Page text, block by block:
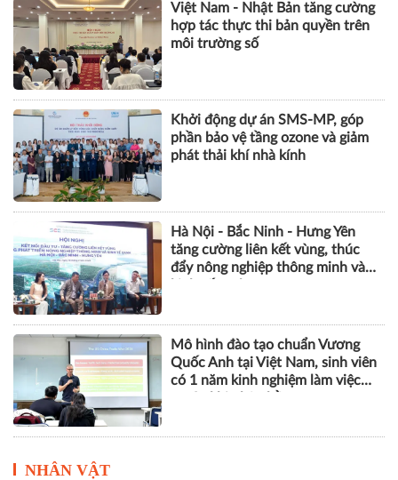
Việt Nam - Nhật Bản tăng cường
hợp tác thực thi bản quyền trên
môi trường số
Khởi động dự án SMS-MP, góp
phần bảo vệ tầng ozone và giảm
phát thải khí nhà kính
Hà Nội - Bắc Ninh - Hưng Yên
tăng cường liên kết vùng, thúc
đẩy nông nghiệp thông minh và
Mô hình đào tạo chuẩn Vương
Quốc Anh tại Việt Nam, sinh viên
có 1 năm kinh nghiệm làm việc
NHÂN VẬT